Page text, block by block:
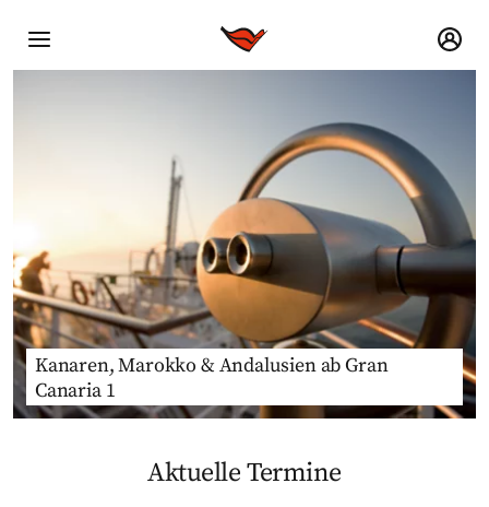
Kanaren, Marokko & Andalusien ab Gran
Canaria 1
Aktuelle Termine